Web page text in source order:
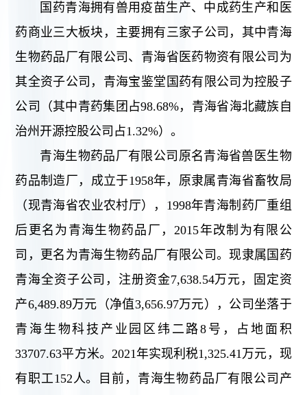
国药青海拥有兽用疫苗生产、中成药生产和医
药商业三大板块，主要拥有三家子公司，其中青海
生物药品厂有限公司、青海省医药物资有限公司为
其全资子公司，青海宝鉴堂国药有限公司为控股子
公司（其中青药集团占98.68%，青海省海北藏族自
治州开源控股公司占1.32%）。
青海生物药品厂有限公司原名青海省兽医生物
药品制造厂，成立于1958年，原隶属青海省畜牧局
（现青海省农业农村厅），1998年青海制药厂重组
后更名为青海生物药品厂，2015年改制为有限公
司，更名为青海生物药品厂有限公司。现隶属国药
青海全资子公司，注册资金7,638.54万元，固定资
产6,489.89万元（净值3,656.97万元），公司坐落于
青海生物科技产业园区纬二路8号，占地面积
33707.63平方米。2021年实现利税1,325.41万元，现
有职工152人。目前，青海生物药品厂有限公司产